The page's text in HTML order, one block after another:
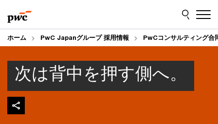
to
content
to
footer
ホーム PwC Japanグループ 採用情報 PwCコンサルティング合
次は背中を押す側へ。